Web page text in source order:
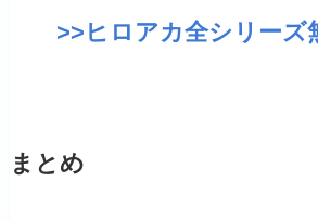
>>ヒロアカ全シリーズ
まとめ